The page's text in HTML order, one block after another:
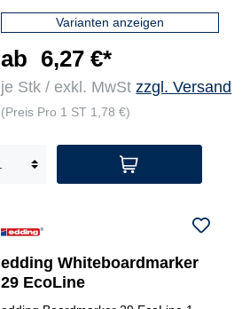
Varianten anzeigen
ab 6,27 €*
je Stk / exkl. MwStzzgl. Versand
(Preis Pro 1 ST 1,78 €)
edding Whiteboardmarker
29 EcoLine